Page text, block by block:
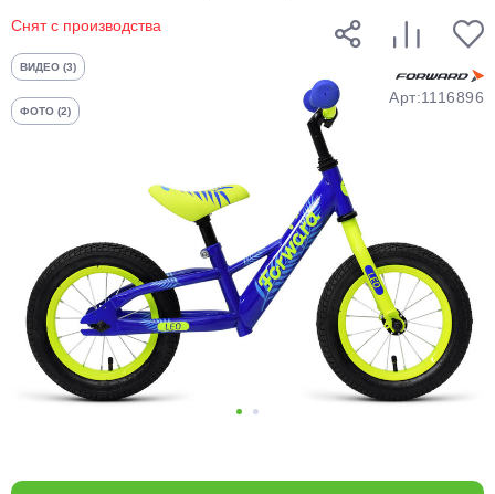
Снят с производства
ВИДЕО (3)
ФОТО (2)
Арт:1116896
График платежей
Добавляйте товары
в корзину
Оплачивайте сегодня только
25% картой любого банка
выбранный способом